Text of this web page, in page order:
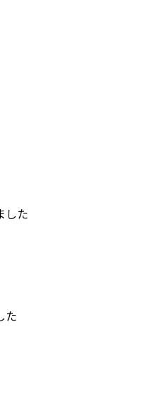
した
た